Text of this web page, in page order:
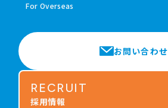
For Overseas
お問い合わせ
RECRUIT
採用情報